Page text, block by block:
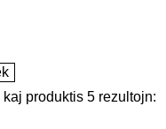
kaj produktis 5 rezultojn: